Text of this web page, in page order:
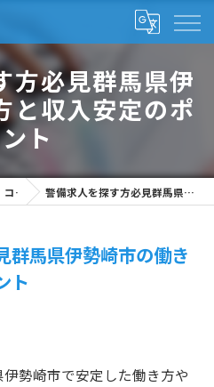
方必見群馬県伊
と収入安定のポ
ト
コラム 警備求人を探す方必見群馬県伊勢崎市の働き方と収入安定のポイント
群馬県伊勢崎市の働き
ト
勢崎市で安定した働き方や